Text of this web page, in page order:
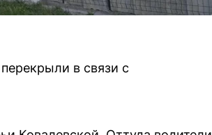
в связи с